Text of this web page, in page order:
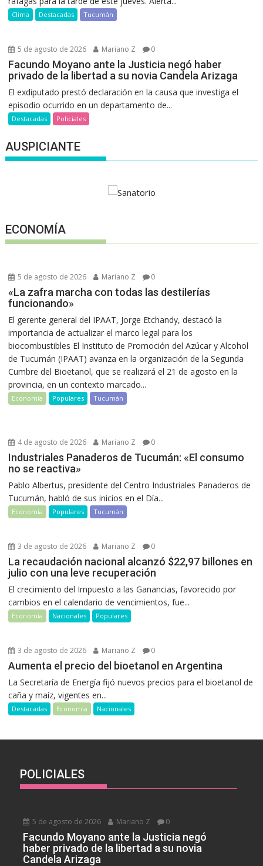
Clima Destacadas Tucumán
5 de agosto de 2026 Mariano Z 0
Facundo Moyano ante la Justicia negó haber
privado de la libertad a su novia Candela Arizaga
El exdiputado prestó declaración en la causa que investiga el
episodio ocurrido en un departamento de...
Destacadas Policiales
AUSPICIANTE
ECONOMÍA
5 de agosto de 2026 Mariano Z 0
«La zafra marcha con todas las destilerías
funcionando»
El gerente general del IPAAT, Jorge Etchandy, destacó la
importancia de actualizar el marco legal para los
biocombustibles El Instituto de Promoción del Azúcar y Alcohol
de Tucumán (IPAAT) avanza en la organización de la Segunda
Cumbre del Bioetanol, que se realizará el 21 de agosto en la
provincia, en un contexto marcado...
Economía Populares Tucumán
4 de agosto de 2026 Mariano Z 0
Industriales Panaderos de Tucumán: «El consumo
no se reactiva»
Pablo Albertus, presidente del Centro Industriales Panaderos de
Tucumán, habló de sus inicios en el Día...
Economía Populares Tucumán
3 de agosto de 2026 Mariano Z 0
La recaudación nacional alcanzó $22,97 billones en
julio con una leve recuperación
El crecimiento del Impuesto a las Ganancias, favorecido por
cambios en el calendario de vencimientos, fue...
Economía Nacionales Populares
3 de agosto de 2026 Mariano Z 0
Aumenta el precio del bioetanol en Argentina
La Secretaría de Energía fijó nuevos precios para el bioetanol de
caña y maíz, vigentes en...
Destacadas Economía Nacionales
POLICIALES
5 de agosto de 2026 Mariano Z 0
Facundo Moyano ante la Justicia negó
haber privado de la libertad a su novia
Candela Arizaga